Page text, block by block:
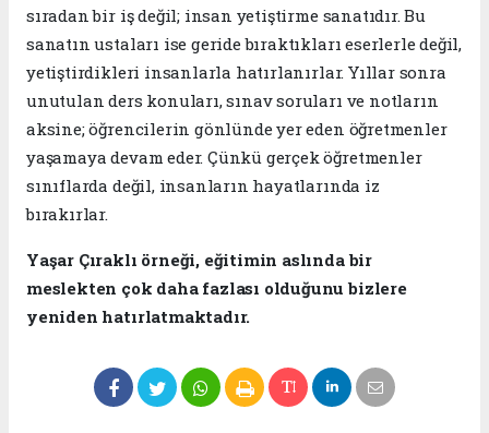
sıradan bir iş değil; insan yetiştirme sanatıdır. Bu
sanatın ustaları ise geride bıraktıkları eserlerle değil,
yetiştirdikleri insanlarla hatırlanırlar. Yıllar sonra
unutulan ders konuları, sınav soruları ve notların
aksine; öğrencilerin gönlünde yer eden öğretmenler
yaşamaya devam eder. Çünkü gerçek öğretmenler
sınıflarda değil, insanların hayatlarında iz
bırakırlar.
Yaşar Çıraklı örneği, eğitimin aslında bir
meslekten çok daha fazlası olduğunu bizlere
yeniden hatırlatmaktadır.